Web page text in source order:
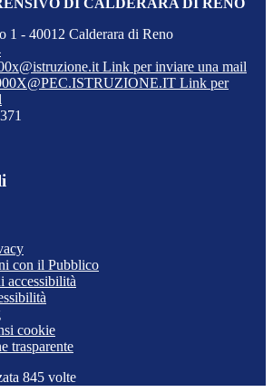
1 - 40012 Calderara di Reno
Link per inviare una mail
Link per
con il Pubblico
accessibilità
cookie
trasparente
845 volte